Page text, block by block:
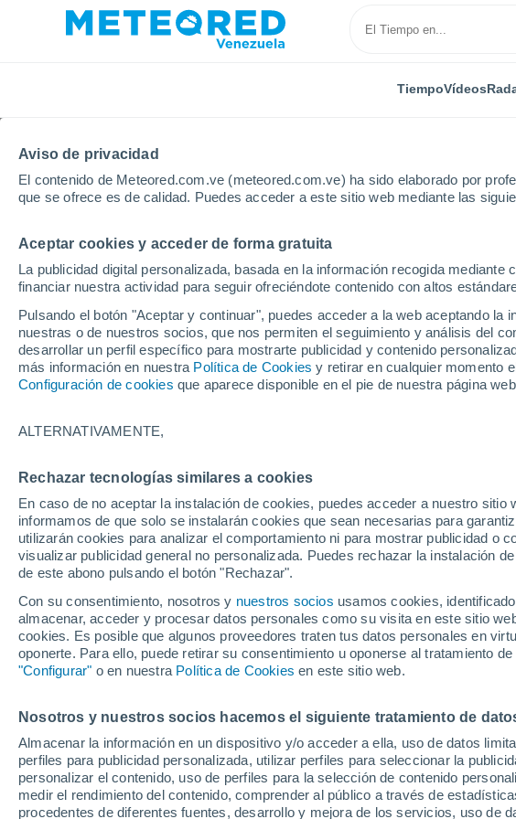
Aviso de privacidad
El contenido de Meteored.com.ve (meteored.com.ve) ha sido elaborado por
que se ofrece es de calidad. Puedes acceder a este sitio web mediante las
Aceptar cookies y acceder de forma gratuita
La publicidad digital personalizada, basada en la información recogida
financiar nuestra actividad para seguir ofreciéndote contenido con altos
Pulsando el botón "Aceptar y continuar", puedes acceder a la web aceptando la
nuestras o de nuestros socios, que nos permiten el seguimiento y análisis del
desarrollar un perfil específico para mostrarte publicidad y contenido
más información en nuestra Política de Cookies y retirar en cualquier momento
Configuración de cookies que aparece disponible en el pie de nuestra página
ALTERNATIVAMENTE,
Rechazar tecnologías similares a cookies
En caso de no aceptar la instalación de cookies, puedes acceder a nuestro
informamos de que solo se instalarán cookies que sean necesarias para
utilizarán cookies para analizar el comportamiento ni para mostrar publicidad o
visualizar publicidad general no personalizada. Puedes rechazar la instalación
de este abono pulsando el botón "Rechazar".
Con su consentimiento, nosotros y nuestros socios usamos cookies,
almacenar, acceder y procesar datos personales como su visita en este sitio
cookies. Es posible que algunos proveedores traten tus datos personales en
oponerte. Para ello, puede retirar su consentimiento u oponerse al tratamiento
"Configurar" o en nuestra Política de Cookies en este sitio web.
Nosotros y nuestros socios hacemos el siguiente tratamiento de
Almacenar la información en un dispositivo y/o acceder a ella, uso de datos
perfiles para publicidad personalizada, utilizar perfiles para seleccionar la
personalizar el contenido, uso de perfiles para la selección de contenido
medir el rendimiento del contenido, comprender al público a través de
procedentes de diferentes fuentes, desarrollo y mejora de los servicios, uso de
TiempoVídeos
Inicio Modelos Modelos Austria - ECMWF Europa
Modelos de predicción
PRES. | V > 10
| NUB. |
PRECIPITACIÓN
ACUMULADA
NIEVE
ACUMULADA
TEMPERATURA
2M
Austria
ECMWF
GFS
ECMWF Europa
GFS Europa